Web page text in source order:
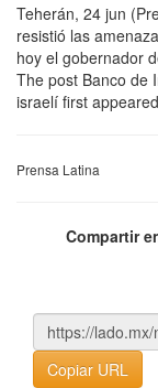
Teherán, 24 jun
resistió las
hoy el gobernador
The post Banco de
israelí first
Prensa Latina
Compartir
Copiar URL